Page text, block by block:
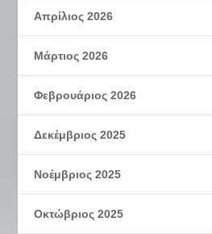
Απρίλιος 2026
Μάρτιος 2026
Φεβρουάριος 2026
Δεκέμβριος 2025
Νοέμβριος 2025
Οκτώβριος 2025